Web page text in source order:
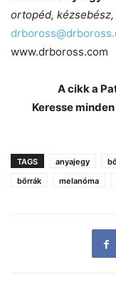
ortopéd,
www.drboross.com
A cikk a
Keresse
TAGS anyajegy
bőrrák
melanóma